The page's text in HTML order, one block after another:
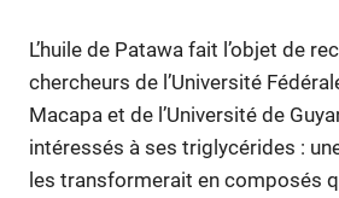
L’huile de Patawa fait l’objet de
chercheurs de l’Université
Macapa et de l’Université de
intéressés à ses triglycérides :
les transformerait en composés